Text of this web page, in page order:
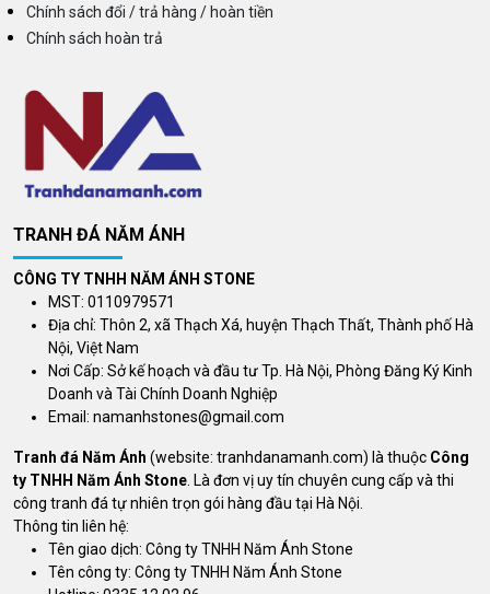
Chính sách đổi / trả hàng / hoàn tiền
Chính sách hoàn trả
TRANH ĐÁ NĂM ÁNH
CÔNG TY TNHH NĂM ÁNH STONE
MST: 0110979571
Địa chỉ: Thôn 2, xã Thạch Xá, huyện Thạch Thất, Thành phố Hà
Nội, Việt Nam
Nơi Cấp: Sở kế hoạch và đầu tư Tp. Hà Nội, Phòng Đăng Ký Kinh
Doanh và Tài Chính Doanh Nghiệp
Email: namanhstones@gmail.com
Tranh đá Năm Ánh (website: tranhdanamanh.com) là thuộc Công
ty TNHH Năm Ánh Stone. Là đơn vị uy tín chuyên cung cấp và thi
công tranh đá tự nhiên trọn gói hàng đầu tại Hà Nội.
Thông tin liên hệ:
Tên giao dịch: Công ty TNHH Năm Ánh Stone
Tên công ty: Công ty TNHH Năm Ánh Stone